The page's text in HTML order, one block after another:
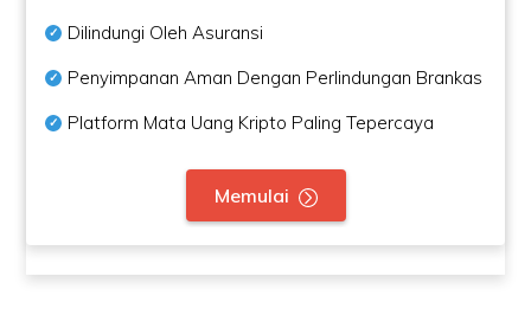
Dilindungi Oleh Asuransi
Penyimpanan Aman Dengan Perlindungan Brankas
Platform Mata Uang Kripto Paling Tepercaya
Memulai